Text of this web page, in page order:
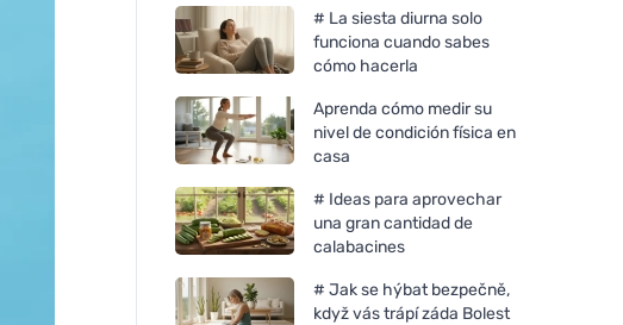
# La siesta diurna solo
funciona cuando sabes
cómo hacerla
Aprenda cómo medir su
nivel de condición física en
casa
# Ideas para aprovechar
una gran cantidad de
calabacines
# Jak se hýbat bezpečně,
když vás trápí záda Bolest